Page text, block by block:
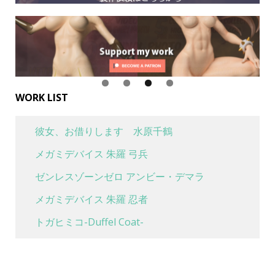
WORK LIST
彼女、お借りします 水原千鶴
メガミデバイス 朱羅 弓兵
ゼンレスゾーンゼロ アンビー・デマラ
メガミデバイス 朱羅 忍者
トガヒミコ-Duffel Coat-